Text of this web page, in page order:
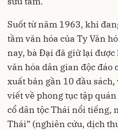
Suốt từ năm 1963, khi
tầm văn hóa của Ty Văn
nay, bà Đại đã giữ lại
văn hóa dân gian độc đáo
xuất bản gần 10 đầu
viết về phong tục tập
cổ dân tộc Thái nổi tiếng,
Thái” (nghiên cứu, dịch